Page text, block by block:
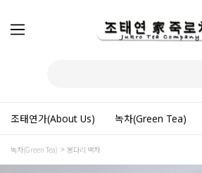
조태연가(About Us) 녹차(Green Tea)
녹차(Green Tea) 봉다리 백차